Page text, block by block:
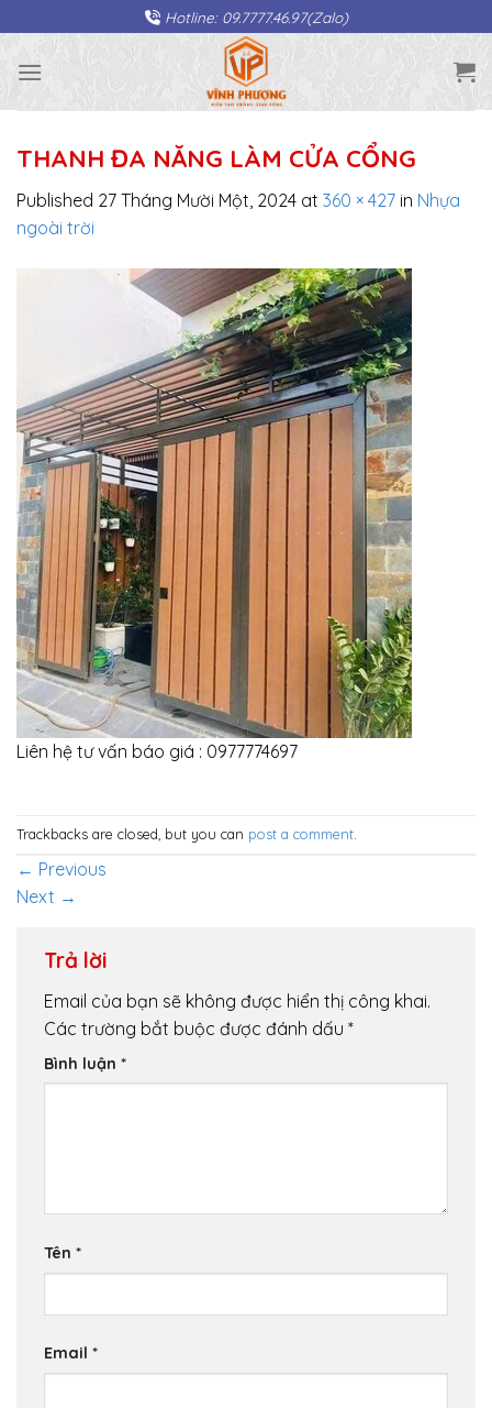
to
content
Hotline: 09.7777.46.97(Zalo)
THANH ĐA NĂNG LÀM CỬA CỔNG
Published 27 Tháng Mười Một, 2024 at 360 × 427 in Nhựa
ngoài trời
Liên hệ tư vấn báo giá : 0977774697
Trackbacks are closed, but you can post a comment.
← Previous
Next →
Trả lời
Email của bạn sẽ không được hiển thị công khai.
Các trường bắt buộc được đánh dấu *
Bình luận *
Tên *
Email *